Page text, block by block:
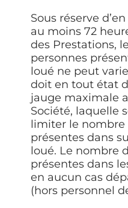
Sous réserve
au moins 72
des Prestations,
personnes
loué ne peut
doit en tout état
jauge maximale
Société, laquelle
limiter le nombre
présentes dans
loué. Le nombre
présentes dans
en aucun cas
(hors personnel